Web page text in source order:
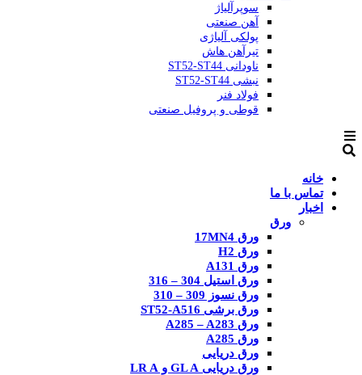
سوپرآلیاژ
آهن صنعتی
پولکی آلیاژی
تیرآهن هاش
ناودانی ST52-ST44
نبشی ST52-ST44
فولاد فنر
قوطی و پروفیل صنعتی
خانه
تماس با ما
اخبار
ورق
ورق 17MN4
ورق H2
ورق A131
ورق استیل 304 – 316
ورق نسوز 309 – 310
ورق برشی ST52-A516
ورق A285 – A283
ورق A285
ورق دریایی
ورق دریایی GL A و LR A